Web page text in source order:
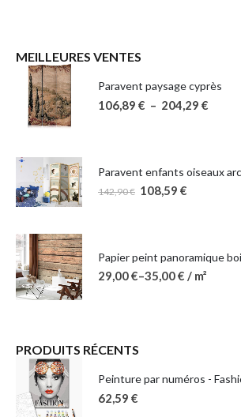
MEILLEURES VENTES
Paravent paysage cyprès
106,89 € – 204,29 €
Paravent enfants oiseaux
142,90€ 108,59 €
Papier peint panoramique
29,00€–35,00€ / m²
PRODUITS RÉCENTS
Peinture par numéros -
62,59 €